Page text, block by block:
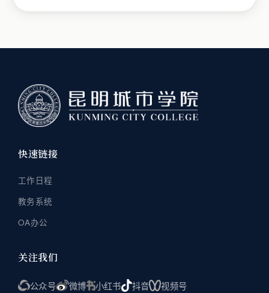
快速链接
工作日程
教务系统
OA办公
关注我们
公众号 微博 小红书 抖音 视频号